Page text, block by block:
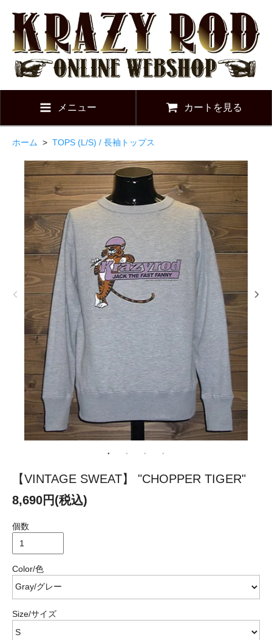
メニュー カートを見る
ホーム > TOPS (L/S) / 長袖トップス
【VINTAGE SWEAT】 "CHOPPER TIGER"
8,690円(税込)
個数
Color/色
Size/サイズ